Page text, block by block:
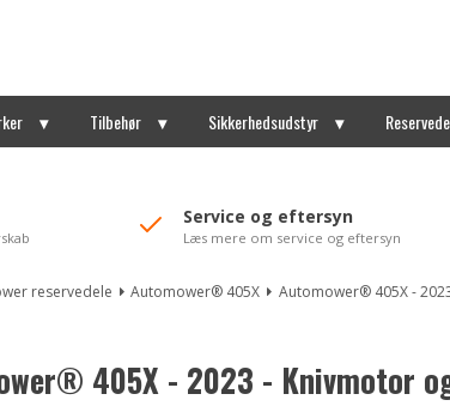
Tilbehør Sikkerhedsudstyr
Service og eftersyn
Læs mere om service og eftersyn
reservedele Automower® 405X Automower® 405X -
405X - 2023 - Knivmotor